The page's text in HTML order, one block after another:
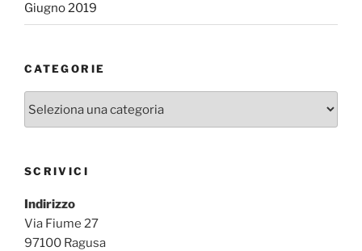
Giugno 2019
CATEGORIE
SCRIVICI
Indirizzo
Via Fiume 27
97100 Ragusa